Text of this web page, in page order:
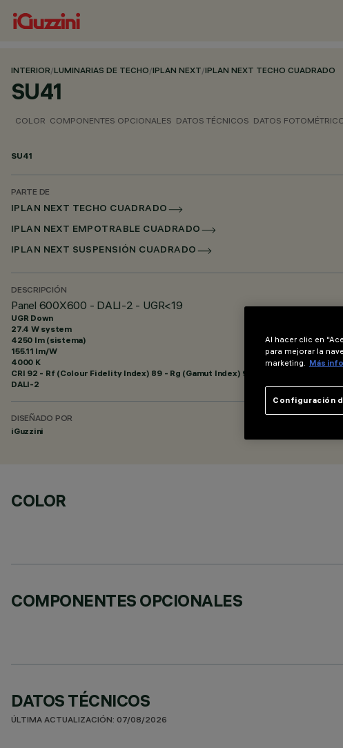
INTERIOR/LUMINARIAS DE TECHO/IPLAN NEXT/IPLAN NEXT TECHO CUADRADO
SU41
COLOR COMPONENTES OPCIONALES DATOS TÉCNICOS DATOS
SU41
PARTE DE
IPLAN NEXT TECHO CUADRADO
IPLAN NEXT EMPOTRABLE CUADRADO
IPLAN NEXT SUSPENSIÓN CUADRADO
DESCRIPCIÓN
Panel 600X600 - DALI-2 - UGR<19
UGR Down
27.4 W system
4250 lm (sistema)
155.11 lm/W
4000 K
CRI 92 - Rf (Colour Fidelity Index) 89 - Rg (Gamut Index) 98
DALI-2
DISEÑADO POR
iGuzzini
COLOR
COMPONENTES OPCIONALES
DATOS TÉCNICOS
ÚLTIMA ACTUALIZACIÓN: 07/08/2026
Al hacer clic en
para mejorar la
marketing.
Más
Configuración